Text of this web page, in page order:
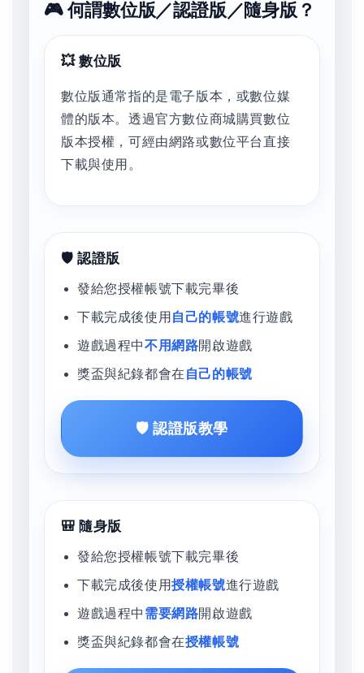
🎮 何謂數位版／認證版／隨身版？
💥 數位版
數位版通常指的是電子版本，或數位媒
體的版本。透過官方數位商城購買數位
版本授權，可經由網路或數位平台直接
下載與使用。
🛡️ 認證版
發給您授權帳號下載完畢後
下載完成後使用 自己的帳號進行遊戲
遊戲過程中不用網路開啟遊戲
獎盃與紀錄都會在 自己的帳號
🛡️ 認證版教學
🎒 隨身版
發給您授權帳號下載完畢後
下載完成後使用授權帳號進行遊戲
遊戲過程中 需要網路開啟遊戲
獎盃與紀錄都會在授權帳號